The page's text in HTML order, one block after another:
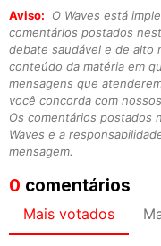
Aviso:
O Waves está
comentários postados
debate saudável e de alto
conteúdo da matéria em
mensagens que
você concorda com
Os comentários postados
Waves e a
mensagem.
0 comentários
Mais votados